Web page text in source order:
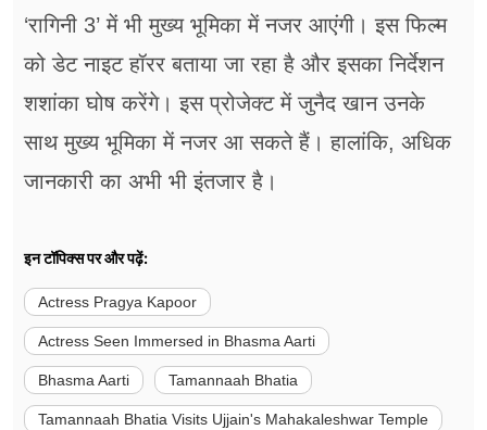
‘रागिनी 3’ में भी मुख्य भूमिका में नजर आएंगी। इस फिल्म
को डेट नाइट हॉरर बताया जा रहा है और इसका निर्देशन
शशांका घोष करेंगे। इस प्रोजेक्ट में जुनैद खान उनके
साथ मुख्य भूमिका में नजर आ सकते हैं। हालांकि, अधिक
जानकारी का अभी भी इंतजार है।
इन टॉपिक्स पर और पढ़ें:
Actress Pragya Kapoor
Actress Seen Immersed in Bhasma Aarti
Bhasma Aarti Tamannaah Bhatia
Tamannaah Bhatia Visits Ujjain's Mahakaleshwar Temple